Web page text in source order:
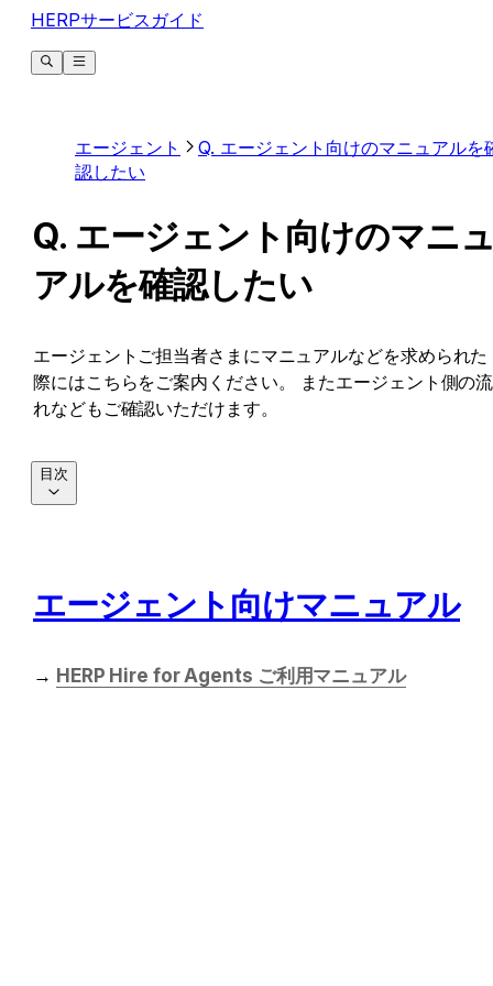
HERPサービスガイド
エージェント
Q. エージェント向けのマニュアルを
認したい
Q. エージェント向けのマニ
アルを確認したい
エージェントご担当者さまにマニュアルなどを求められた
際にはこちらをご案内ください。 またエージェント側の流
れなどもご確認いただけます。
エージェント向けマニュアル
→ HERP Hire for Agents ご利用マニュアル
目次